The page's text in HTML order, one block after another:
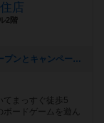
店
2階
[NEW] 【オープン特別価格】北千住店グランドオープンとキャンペーンのご案内（2026年01月09日 14時39分）
てまっすぐ徒歩5
ボードゲームを遊ん